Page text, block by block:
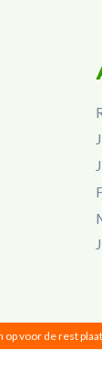
voor de rest